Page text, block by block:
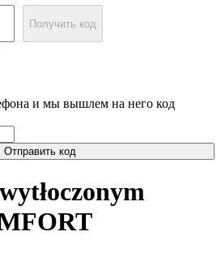
Получить код
и мы вышлем на него код
Отправить код